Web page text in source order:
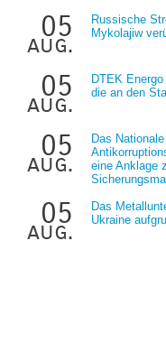
05
aug.
Russische
Mykolajiw
05
aug.
DTEK
die an den
05
aug.
Das
eine Anklage
05
aug.
Das
Ukraine